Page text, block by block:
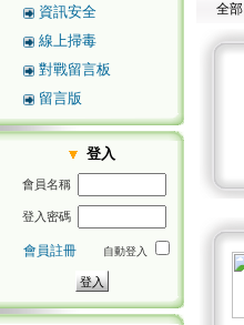
資訊安全
線上掃毒
對戰留言板
留言版
登入
會員名稱
登入密碼
會員註冊 自動登入
全部